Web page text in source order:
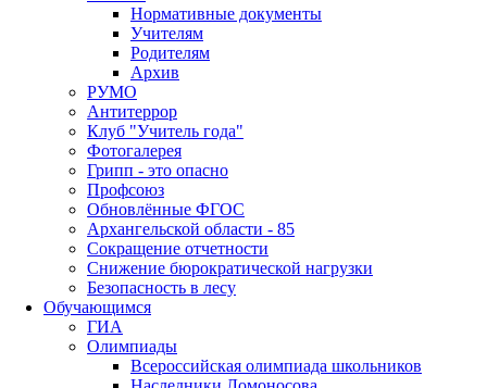
Нормативные документы
Учителям
Родителям
Архив
РУМО
Антитеррор
Клуб "Учитель года"
Фотогалерея
Грипп - это опасно
Профсоюз
Обновлённые ФГОС
Архангельской области - 85
Сокращение отчетности
Снижение бюрократической нагрузки
Безопасность в лесу
Обучающимся
ГИА
Олимпиады
Всероссийская олимпиада школьников